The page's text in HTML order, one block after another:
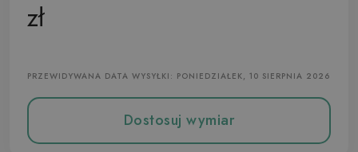
zł
PRZEWIDYWANA DATA WYSYŁKI: PONIEDZIAŁEK, 10 SIERPNIA 2026
Dostosuj wymiar